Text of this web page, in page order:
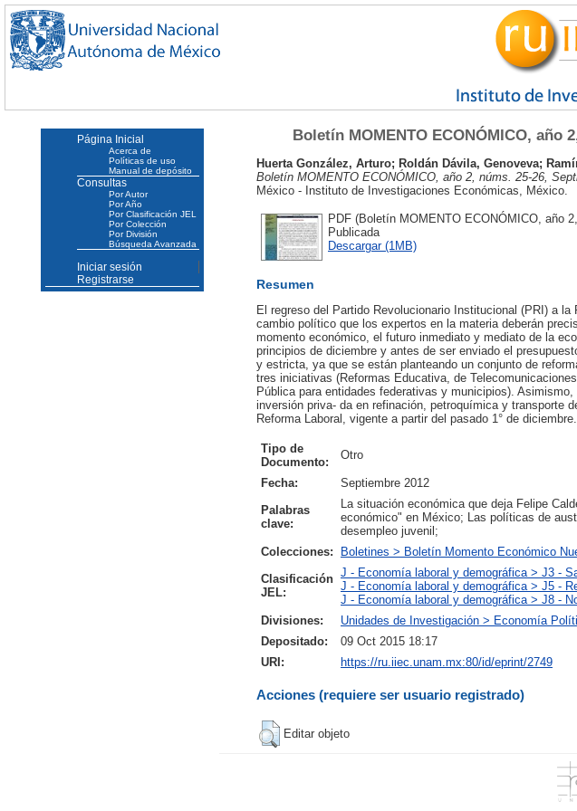
Boletín MOMENTO ECONÓMICO, año
Huerta González, Arturo; Roldán Dávila, Genoveva;
Boletín MOMENTO ECONÓMICO, año 2, núms. 25-26,
México - Instituto de Investigaciones Económicas, México.
PDF (Boletín MOMENTO ECONÓMICO, año
Publicada
Descargar (1MB)
Resumen
El regreso del Partido Revolucionario Institucional (PRI) a
cambio político que los expertos en la materia deberán
momento económico, el futuro inmediato y mediato de la
principios de diciembre y antes de ser enviado el
y estricta, ya que se están planteando un conjunto de
tres iniciativas (Reformas Educativa, de
Pública para entidades federativas y municipios).
inversión priva- da en refinación, petroquímica y transporte
Reforma Laboral, vigente a partir del pasado 1° de diciembre.
Tipo de
Documento:
Otro
Fecha:
Septiembre 2012
Palabras
clave:
La situación económica que deja Felipe
económico" en México; Las políticas de
desempleo juvenil;
Colecciones:
Boletines > Boletín Momento Económico
Clasificación
JEL:
J - Economía laboral y demográfica > J3 -
J - Economía laboral y demográfica > J5 -
J - Economía laboral y demográfica > J8 -
Divisiones:
Unidades de Investigación > Economía
Depositado:
09 Oct 2015 18:17
URI:
https://ru.iiec.unam.mx:80/id/eprint/2749
Acciones (requiere ser usuario registrado)
Editar objeto
Página Inicial
Acerca de
Políticas de uso
Manual de depósito
Consultas
Por Autor
Por Año
Por Clasificación JEL
Por Colección
Por División
Búsqueda Avanzada
Iniciar sesión
Registrarse